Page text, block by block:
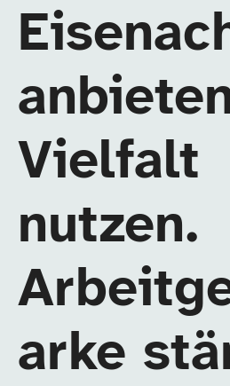
Vielfalt
nutzen.
arke